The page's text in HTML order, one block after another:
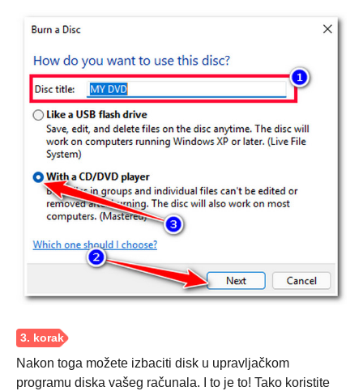
3. korak
Nakon toga možete izbaciti disk u upravljačkom
programu diska vašeg računala. I to je to! Tako koristite